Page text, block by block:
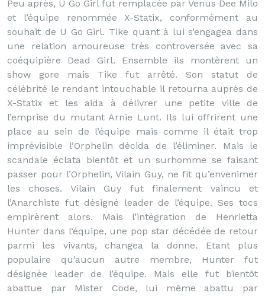
Peu après, U Go Girl fut remplacée par Venus Dee Milo
et l’équipe renommée X-Statix, conformément au
souhait de U Go Girl. Tike quant à lui s’engagea dans
une relation amoureuse très controversée avec sa
coéquipière Dead Girl. Ensemble ils montèrent un
show gore mais Tike fut arrêté. Son statut de
célébrité le rendant intouchable il retourna auprès de
X-Statix et les aida à délivrer une petite ville de
l’emprise du mutant Arnie Lunt. Ils lui offrirent une
place au sein de l’équipe mais comme il était trop
imprévisible l’Orphelin décida de l’éliminer. Mais le
scandale éclata bientôt et un surhomme se faisant
passer pour l’Orphelin, Vilain Guy, ne fit qu’envenimer
les choses. Vilain Guy fut finalement vaincu et
l’Anarchiste fut désigné leader de l’équipe. Ses tocs
empirèrent alors. Mais l’intégration de Henrietta
Hunter dans l‘équipe, une pop star décédée de retour
parmi les vivants, changea la donne. Etant plus
populaire qu’aucun autre membre, Hunter fut
désignée leader de l’équipe. Mais elle fut bientôt
abattue par Mister Code, lui même abattu par